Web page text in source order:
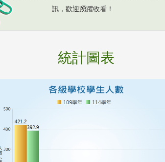
訊，歡迎踴躍收看！
統計圖表